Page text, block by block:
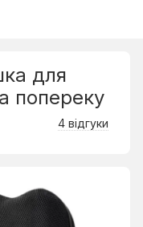
для
попереку
4 відгуки